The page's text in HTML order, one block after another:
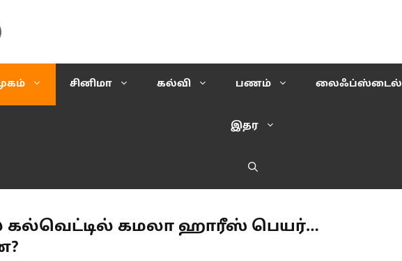
சினிமா கல்வி பணம் லைஃப்ஸ்டைல்
இதர
கல்வெட்டில் கமலா ஹாரீஸ் பெயர்…